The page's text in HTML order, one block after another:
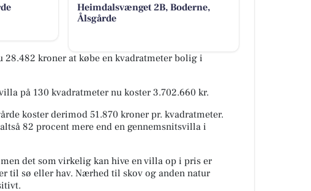
Heimdalsvænget 2B, Boderne,
Ålsgårde
28.482 kroner at købe en kvadratmeter bolig i
på 130 kvadratmeter nu koster 3.702.660 kr.
koster derimod 51.870 kroner pr. kvadratmeter.
82 procent mere end en gennemsnitsvilla i
det som virkelig kan hive en villa op i pris er
til sø eller hav. Nærhed til skov og anden natur